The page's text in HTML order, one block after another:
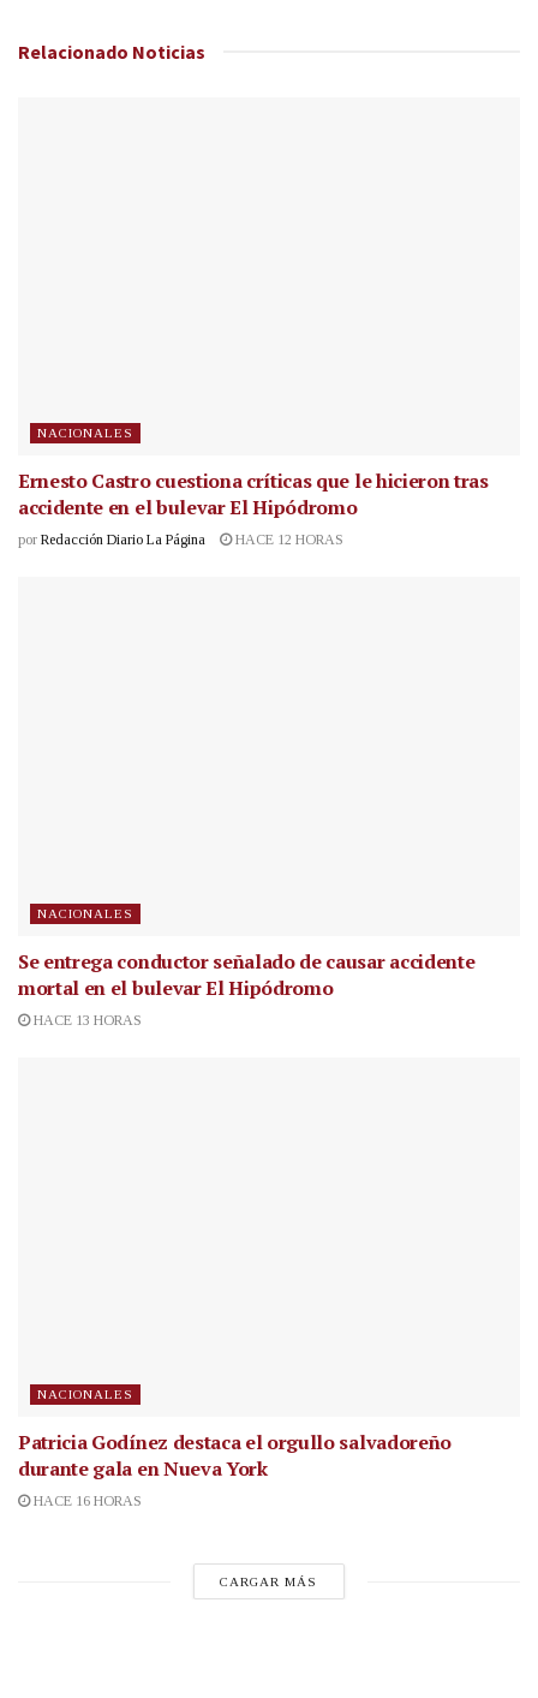
Relacionado Noticias
NACIONALES
Ernesto Castro cuestiona críticas que le hicieron tras
accidente en el bulevar El Hipódromo
por Redacción Diario La Página HACE 12 HORAS
NACIONALES
Se entrega conductor señalado de causar accidente
mortal en el bulevar El Hipódromo
HACE 13 HORAS
NACIONALES
Patricia Godínez destaca el orgullo salvadoreño
durante gala en Nueva York
HACE 16 HORAS
CARGAR MÁS